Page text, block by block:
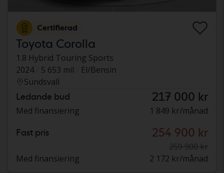
Certifierad
Toyota Corolla
1.8 Hybrid Touring Sports
2024
5 653 mil
El/Bensin
Sundsvall
Ledande bud 217 000 kr
Med finansiering 1 849 kr/månad
Fast pris 254 900 kr
259 900 kr
Med finansiering
2 172 kr/månad